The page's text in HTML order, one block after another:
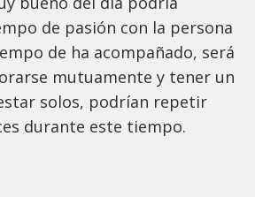
de pasión con la persona
de ha acompañado, será
mutuamente y tener un
solos, podrían repetir
durante este tiempo.